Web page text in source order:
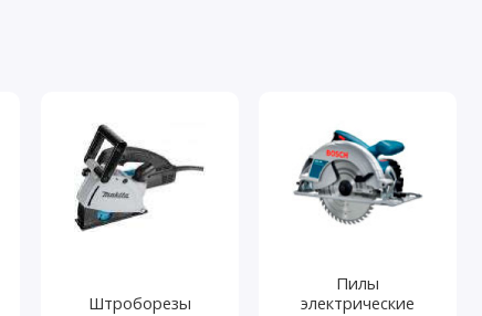
Штроборезы
Пилы
электрические